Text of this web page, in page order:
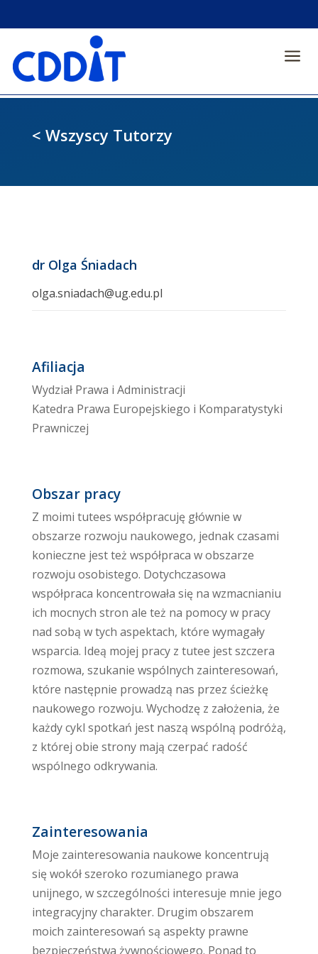
a
< Wszyscy Tutorzy
dr Olga Śniadach
olga.sniadach@ug.edu.pl
Afiliacja
Wydział Prawa i Administracji
Katedra Prawa Europejskiego i Komparatystyki
Prawniczej
Obszar pracy
Z moimi tutees współpracuję głównie w
obszarze rozwoju naukowego, jednak czasami
konieczne jest też współpraca w obszarze
rozwoju osobistego. Dotychczasowa
współpraca koncentrowała się na wzmacnianiu
ich mocnych stron ale też na pomocy w pracy
nad sobą w tych aspektach, które wymagały
wsparcia. Ideą mojej pracy z tutee jest szczera
rozmowa, szukanie wspólnych zainteresowań,
które następnie prowadzą nas przez ścieżkę
naukowego rozwoju. Wychodzę z założenia, że
każdy cykl spotkań jest naszą wspólną podróżą,
z której obie strony mają czerpać radość
wspólnego odkrywania.
Zainteresowania
Moje zainteresowania naukowe koncentrują
się wokół szeroko rozumianego prawa
unijnego, w szczególności interesuje mnie jego
integracyjny charakter. Drugim obszarem
moich zainteresowań są aspekty prawne
bezpieczeństwa żywnościowego. Ponad to